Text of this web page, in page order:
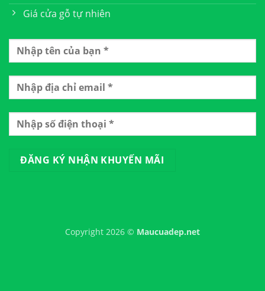
Giá cửa gỗ tự nhiên
Copyright 2026 © Maucuadep.net